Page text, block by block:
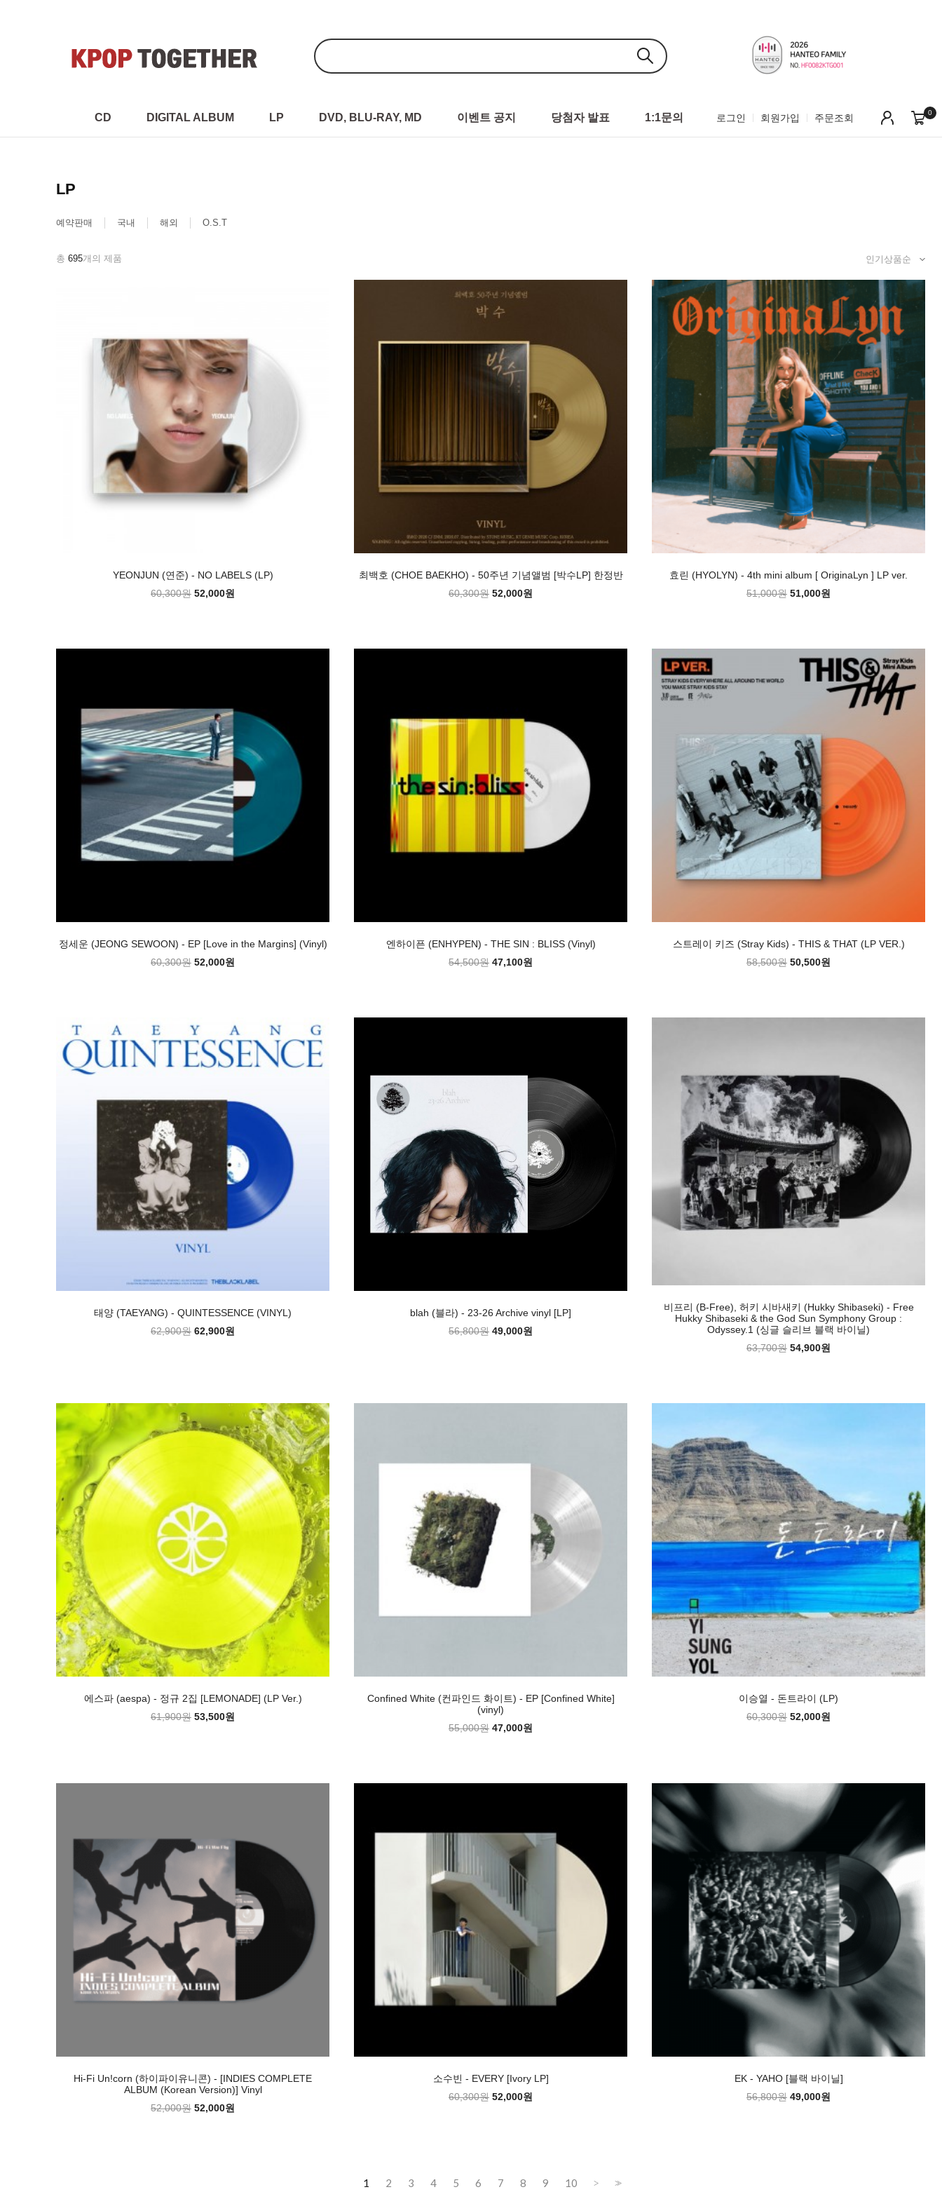
CD DIGITAL ALBUM LP DVD, BLU-RAY, MD 이벤트 공지 당첨자 발표 1:1문의 로그인 회원가입 주문조회 0
LP
예약판매 국내 해외 O.S.T
총 695개의 제품
YEONJUN (연준) - NO LABELS (LP)
60,300원 52,000원
최백호 (CHOE BAEKHO) - 50주년 기념앨범 [박수LP] 한정반
60,300원 52,000원
효린 (HYOLYN) - 4th mini album [ OriginaLyn ] LP ver.
51,000원 51,000원
정세운 (JEONG SEWOON) - EP [Love in the Margins] (Vinyl)
60,300원 52,000원
엔하이픈 (ENHYPEN) - THE SIN : BLISS (Vinyl)
54,500원 47,100원
스트레이 키즈 (Stray Kids) - THIS & THAT (LP VER.)
58,500원 50,500원
태양 (TAEYANG) - QUINTESSENCE (VINYL)
62,900원 62,900원
blah (블라) - 23-26 Archive vinyl [LP]
56,800원 49,000원
비프리 (B-Free), 허키 시바새키 (Hukky Shibaseki) - Free
Hukky Shibaseki & the God Sun Symphony Group :
Odyssey.1 (싱글 슬리브 블랙 바이닐)
63,700원 54,900원
에스파 (aespa) - 정규 2집 [LEMONADE] (LP Ver.)
61,900원 53,500원
Confined White (컨파인드 화이트) - EP [Confined White]
(vinyl)
55,000원 47,000원
이승열 - 돈트라이 (LP)
60,300원 52,000원
Hi-Fi Un!corn (하이파이유니콘) - [INDIES COMPLETE
ALBUM (Korean Version)] Vinyl
52,000원 52,000원
소수빈 - EVERY [Ivory LP]
60,300원 52,000원
EK - YAHO [블랙 바이닐]
56,800원 49,000원
1 2 3 4 5 6 7 8 9 10 > >>